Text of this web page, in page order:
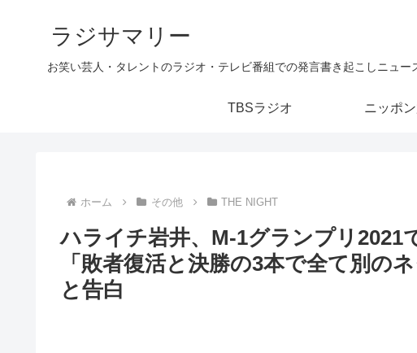
ラジサマリー
お笑い芸人・タレントのラジオ・テレビ番組での発言書き起こしニュー
TBSラジオ ニッポ
ホーム その他 THE NIGHT
ハライチ岩井、M-1グランプリ2021
「敗者復活と決勝の3本で全て別の
と告白